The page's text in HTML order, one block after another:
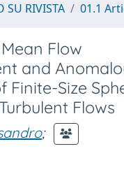
SU RIVISTA
01.1
Flow
and
Finite-Size
Flows
;